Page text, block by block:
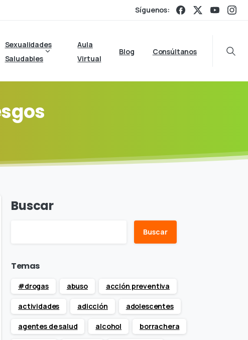
Síguenos:
Sexualidades
Saludables
Aula
Virtual
Blog Consúltanos
Buscar
Buscar
Temas
#drogas abuso acción preventiva
actividades adicción adolescentes
agentes de salud alcohol borrachera